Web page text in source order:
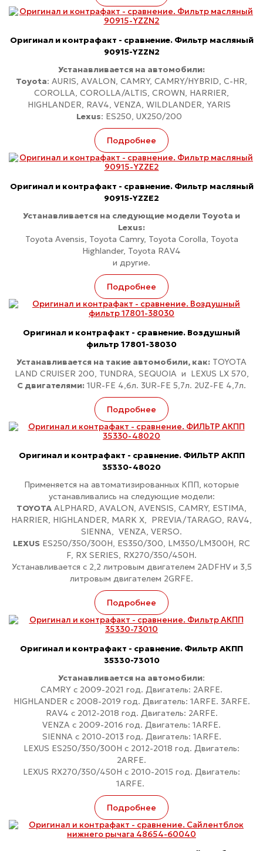
Оригинал и контрафакт - сравнение. Фильтр масляный
90915-YZZN2
Устанавливается на автомобили:
Toyota: AURIS, AVALON, CAMRY, CAMRY/HYBRID, C-HR,
COROLLA, COROLLA/ALTIS, CROWN, HARRIER,
HIGHLANDER, RAV4, VENZA, WILDLANDER, YARIS
Lexus: ES250, UX250/200
Подробнее
Оригинал и контрафакт - сравнение. Фильтр масляный
90915-YZZE2
Устанавливается на следующие модели Toyota и
Lexus:
Toyota Avensis, Toyota Camry, Toyota Corolla, Toyota
Highlander, Toyota RAV4
и другие.
Подробнее
Оригинал и контрафакт - сравнение. Воздушный
фильтр 17801-38030
Устанавливается на такие автомобили, как: TOYOTA
LAND CRUISER 200, TUNDRA, SEQUOIA и LEXUS LX 570,
С двигателями: 1UR-FE 4,6л. 3UR-FE 5,7л. 2UZ-FE 4,7л.
Подробнее
Оригинал и контрафакт - сравнение. ФИЛЬТР АКПП
35330-48020
Применяется на автоматизированных КПП, которые
устанавливались на следующие модели:
TOYOTA ALPHARD, AVALON, AVENSIS, CAMRY, ESTIMA,
HARRIER, HIGHLANDER, MARK X, PREVIA/TARAGO, RAV4,
SIENNA, VENZA, VERSO.
LEXUS ES250/350/300H, ES350/300, LM350/LM300H, RC
F, RX SERIES, RX270/350/450H.
Устанавливается с 2,2 литровым двигателем 2ADFHV и 3,5
литровым двигателем 2GRFE.
Подробнее
Оригинал и контрафакт - сравнение. Фильтр АКПП
35330-73010
Устанавливается на автомобили:
CAMRY c 2009-2021 год. Двигатель: 2ARFE.
HIGHLANDER с 2008-2019 год. Двигатель: 1ARFE. 3ARFE.
RAV4 с 2012-2018 год. Двигатель: 2ARFE.
VENZA c 2009-2016 год. Двигатель: 1ARFE.
SIENNA с 2010-2013 год. Двигатель: 1ARFE.
LEXUS ES250/350/300H с 2012-2018 год. Двигатель:
2ARFE.
LEXUS RX270/350/450H с 2010-2015 год. Двигатель:
1ARFE.
Подробнее